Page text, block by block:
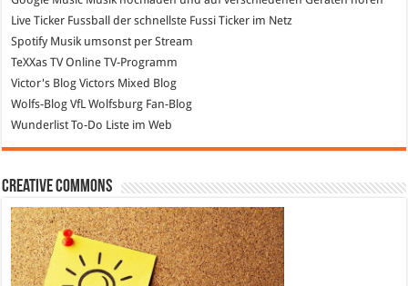
Live Ticker Fussball
der schnellste Fussi Ticker im Netz
SpotifyMusik umsonst per Stream
TeXXas TVOnline TV-Programm
Victor's Blog Victors Mixed Blog
Wolfs-Blog VfL Wolfsburg Fan-Blog
Wunderlist To-Do Liste im Web
Creative Commons